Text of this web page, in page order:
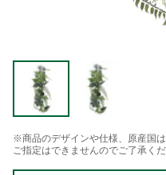
※商品のデザインや仕様、原産国
ご指定はできませんのでご了承くだ